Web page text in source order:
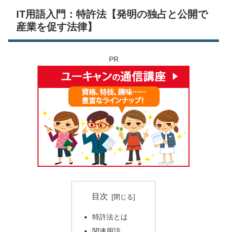
IT用語入門：特許法【発明の独占と公開で
産業を促す法律】
PR
目次
特許法とは